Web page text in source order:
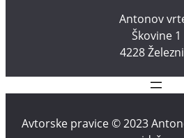
Antonov
Škovine 1
4228
Avtorske pravice © 2023